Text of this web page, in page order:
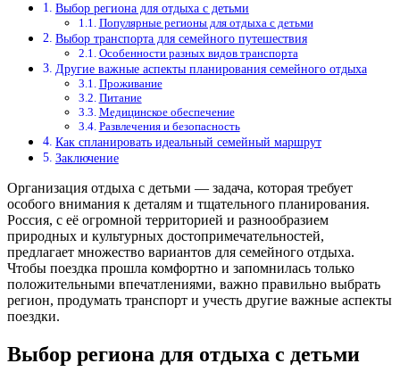
Выбор региона для отдыха с детьми
Популярные регионы для отдыха с детьми
Выбор транспорта для семейного путешествия
Особенности разных видов транспорта
Другие важные аспекты планирования семейного отдыха
Проживание
Питание
Медицинское обеспечение
Развлечения и безопасность
Как спланировать идеальный семейный маршрут
Заключение
Организация отдыха с детьми — задача, которая требует
особого внимания к деталям и тщательного планирования.
Россия, с её огромной территорией и разнообразием
природных и культурных достопримечательностей,
предлагает множество вариантов для семейного отдыха.
Чтобы поездка прошла комфортно и запомнилась только
положительными впечатлениями, важно правильно выбрать
регион, продумать транспорт и учесть другие важные аспекты
поездки.
Выбор региона для отдыха с детьми